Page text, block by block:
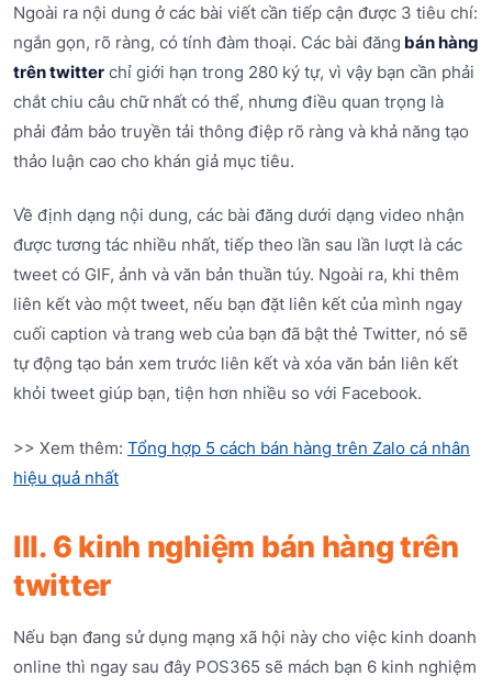
Ngoài ra nội dung ở các bài viết cần tiếp cận được 3 tiêu chí:
ngắn gọn, rõ ràng, có tính đàm thoại. Các bài đăng bán hàng
trên twitter chỉ giới hạn trong 280 ký tự, vì vậy bạn cần phải
chắt chiu câu chữ nhất có thể, nhưng điều quan trọng là
phải đảm bảo truyền tải thông điệp rõ ràng và khả năng tạo
thảo luận cao cho khán giả mục tiêu.
Về định dạng nội dung, các bài đăng dưới dạng video nhận
được tương tác nhiều nhất, tiếp theo lần sau lần lượt là các
tweet có GIF, ảnh và văn bản thuần túy. Ngoài ra, khi thêm
liên kết vào một tweet, nếu bạn đặt liên kết của mình ngay
cuối caption và trang web của bạn đã bật thẻ Twitter, nó sẽ
tự động tạo bản xem trước liên kết và xóa văn bản liên kết
khỏi tweet giúp bạn, tiện hơn nhiều so với Facebook.
>> Xem thêm: Tổng hợp 5 cách bán hàng trên Zalo cá nhân
hiệu quả nhất
III. 6 kinh nghiệm bán hàng trên
twitter
Nếu bạn đang sử dụng mạng xã hội này cho việc kinh doanh
online thì ngay sau đây POS365 sẽ mách bạn 6 kinh nghiệm